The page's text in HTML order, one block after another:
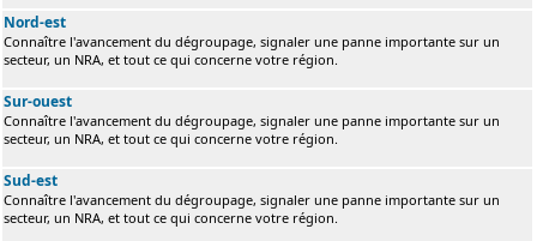
Nord-est
Connaître l'avancement du dégroupage, signaler une panne importante sur un
secteur, un NRA, et tout ce qui concerne votre région.
Sur-ouest
Connaître l'avancement du dégroupage, signaler une panne importante sur un
secteur, un NRA, et tout ce qui concerne votre région.
Sud-est
Connaître l'avancement du dégroupage, signaler une panne importante sur un
secteur, un NRA, et tout ce qui concerne votre région.